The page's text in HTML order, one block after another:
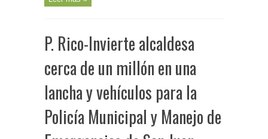
P. Rico-Invierte alcaldesa
cerca de un millón en una
lancha y vehículos para la
Policía Municipal y Manejo de